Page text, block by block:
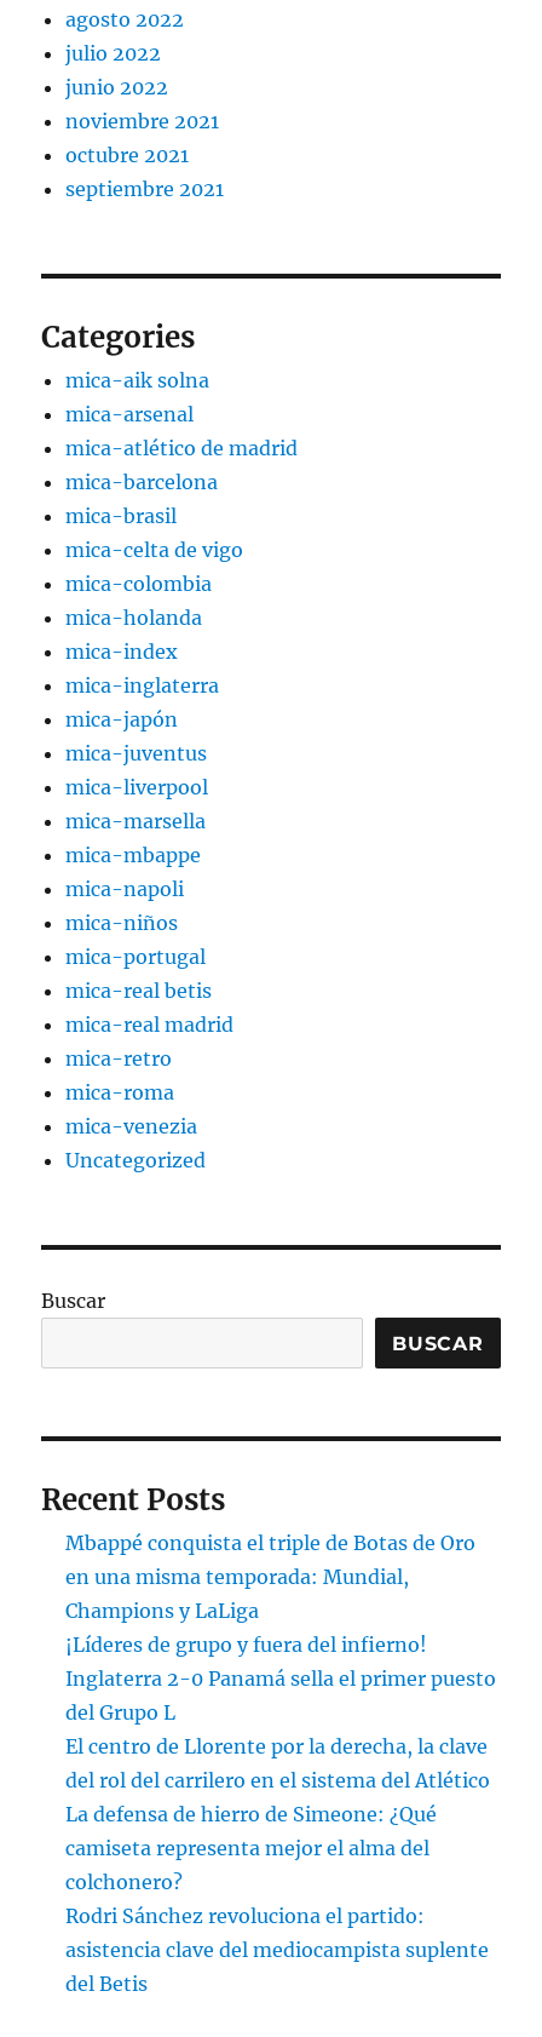
agosto 2022
julio 2022
junio 2022
noviembre 2021
octubre 2021
septiembre 2021
Categories
mica-aik solna
mica-arsenal
mica-atlético de madrid
mica-barcelona
mica-brasil
mica-celta de vigo
mica-colombia
mica-holanda
mica-index
mica-inglaterra
mica-japón
mica-juventus
mica-liverpool
mica-marsella
mica-mbappe
mica-napoli
mica-niños
mica-portugal
mica-real betis
mica-real madrid
mica-retro
mica-roma
mica-venezia
Uncategorized
Buscar
BUSCAR
Recent Posts
Mbappé conquista el triple de Botas de Oro
en una misma temporada: Mundial,
Champions y LaLiga
¡Líderes de grupo y fuera del infierno!
Inglaterra 2-0 Panamá sella el primer puesto
del Grupo L
El centro de Llorente por la derecha, la clave
del rol del carrilero en el sistema del Atlético
La defensa de hierro de Simeone: ¿Qué
camiseta representa mejor el alma del
colchonero?
Rodri Sánchez revoluciona el partido:
asistencia clave del mediocampista suplente
del Betis